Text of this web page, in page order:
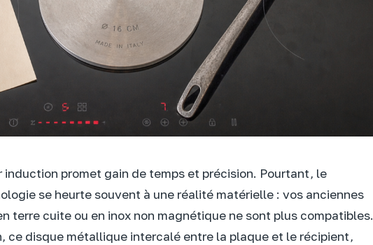
induction promet gain de temps et précision. Pourtant, le
se heurte souvent à une réalité matérielle : vos anciennes
terre cuite ou en inox non magnétique ne sont plus compatibles.
ce disque métallique intercalé entre la plaque et le récipient,